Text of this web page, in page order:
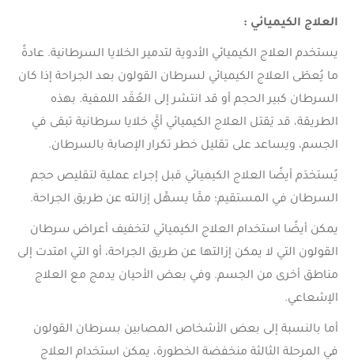
العلاج الكيميائي :
يستخدم العلاج الكيميائي الأدوية لتدمير الخلايا السرطانية. عادةً
ما يُعطَى العلاج الكيميائي لسرطان القولون بعد الجراحة إذا كان
السرطان كبير الحجم أو قد انتشر إلى العُقَد اللمفية. بهذه
الطريقة، قد يَقتل العلاج الكيميائي أيَّ خلايا سرطانية تبقى في
الجسم، ويساعد على تقليل خطر تكرار الإصابة بالسرطان.
يُستخدَم أيضًا العلاج الكيميائي قبل إجراء عملية لتقليص حجم
السرطان في المستقيم؛ ممَّا يسهِّل إزالته عن طريق الجراحة.
يمكن أيضًا استخدام العلاج الكيميائي لتخفيف أعراض سرطان
القولون التي لا يمكن إزالتها عن طريق الجراحة، أو التي امتدت إلى
مناطق أخرى من الجسم. وفي بعض الأحيان يدمج مع العلاج
الإشعاعي.
أما بالنسبة إلى بعض الأشخاص المصابين بسرطان القولون
في المرحلة الثالثة منخفضة الخطورة، يمكن استخدام العلاج